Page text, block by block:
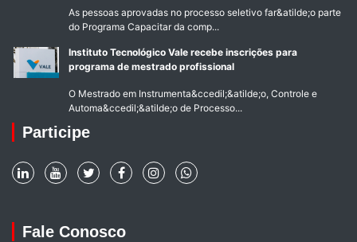
As pessoas aprovadas no processo seletivo far&atilde;o parte
do Programa Capacitar da comp...
Instituto Tecnológico Vale recebe inscrições para
programa de mestrado profissional
O Mestrado em Instrumenta&ccedil;&atilde;o, Controle e
Automa&ccedil;&atilde;o de Processo...
Participe
Fale Conosco